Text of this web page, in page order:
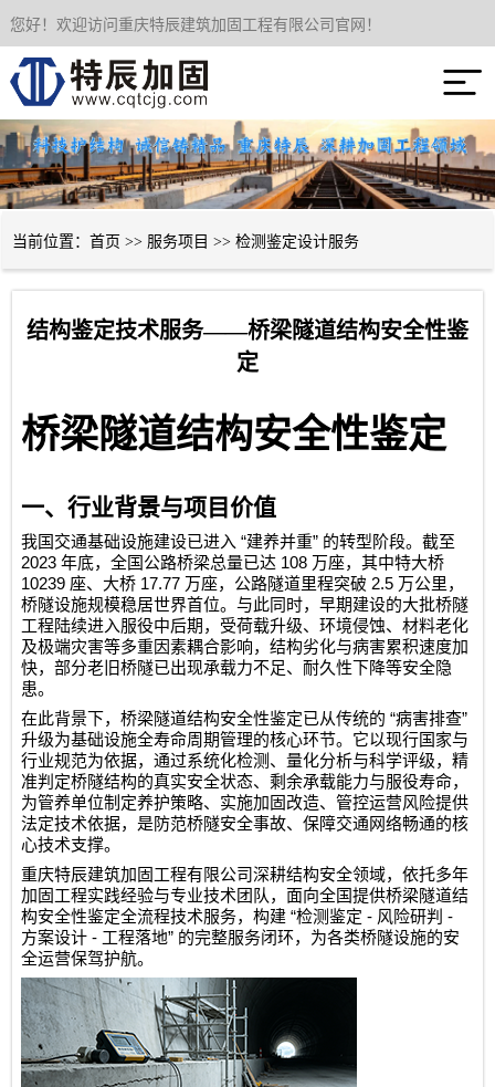
您好！欢迎访问重庆特辰建筑加固工程有限公司官网！

网站首页
服务项目
联系我们
当前位置： 首页 >> 服务项目 >> 检测鉴定设计服务
结构鉴定技术服务——桥梁隧道结构安全性鉴
定
桥梁隧道结构安全性鉴定
一、行业背景与项目价值
我国交通基础设施建设已进入 “建养并重” 的转型阶段。截至
2023年底，全国公路桥梁总量已达 108 万座，其中特大桥
10239座、大桥 17.77 万座，公路隧道里程突破 2.5 万公里，
桥隧设施规模稳居世界首位。与此同时，早期建设的大批桥隧
工程陆续进入服役中后期，受荷载升级、环境侵蚀、材料老化
及极端灾害等多重因素耦合影响，结构劣化与病害累积速度加
快，部分老旧桥隧已出现承载力不足、耐久性下降等安全隐
患。
在此背景下，桥梁隧道结构安全性鉴定已从传统的 “病害排查”
升级为基础设施全寿命周期管理的核心环节。它以现行国家与
行业规范为依据，通过系统化检测、量化分析与科学评级，精
准判定桥隧结构的真实安全状态、剩余承载能力与服役寿命，
为管养单位制定养护策略、实施加固改造、管控运营风险提供
法定技术依据，是防范桥隧安全事故、保障交通网络畅通的核
心技术支撑。
重庆特辰建筑加固工程有限公司深耕结构安全领域，依托多年
加固工程实践经验与专业技术团队，面向全国提供桥梁隧道结
构安全性鉴定全流程技术服务，构建 “检测鉴定 - 风险研判 -
方案设计 - 工程落地” 的完整服务闭环，为各类桥隧设施的安
全运营保驾护航。